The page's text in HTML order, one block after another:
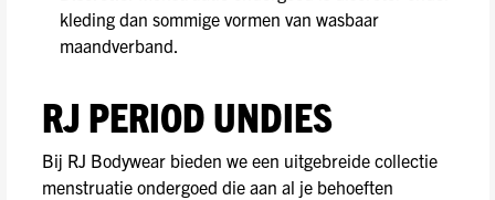
kleding dan sommige vormen van wasbaar
maandverband.
RJ PERIOD UNDIES
Bij RJ Bodywear bieden we een uitgebreide collectie
menstruatie ondergoed die aan al je behoeften